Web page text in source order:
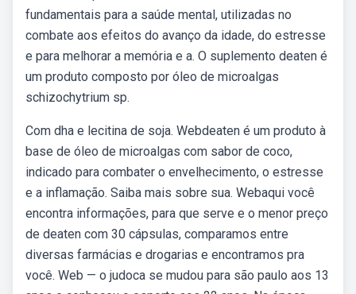
fundamentais para a saúde mental, utilizadas no
combate aos efeitos do avanço da idade, do estresse
e para melhorar a memória e a. O suplemento deaten é
um produto composto por óleo de microalgas
schizochytrium sp.
Com dha e lecitina de soja. Webdeaten é um produto à
base de óleo de microalgas com sabor de coco,
indicado para combater o envelhecimento, o estresse
e a inflamação. Saiba mais sobre sua. Webaqui você
encontra informações, para que serve e o menor preço
de deaten com 30 cápsulas, comparamos entre
diversas farmácias e drogarias e encontramos pra
você. Web — o judoca se mudou para são paulo aos 13